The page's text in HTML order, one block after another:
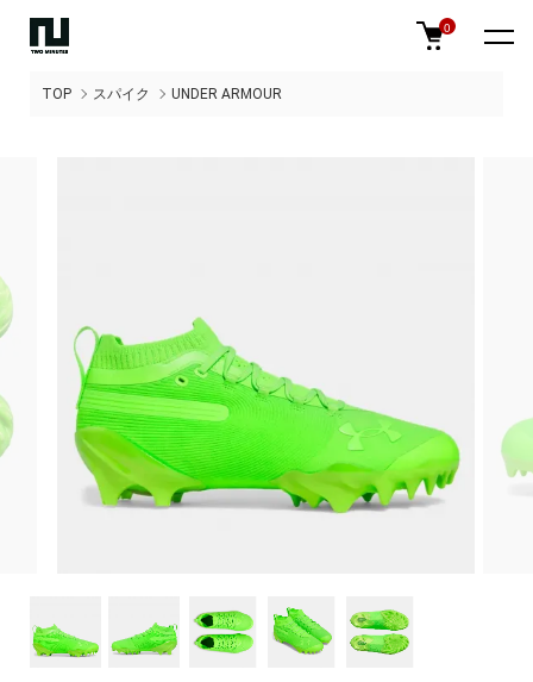
0
TOP スパイク UNDER ARMOUR